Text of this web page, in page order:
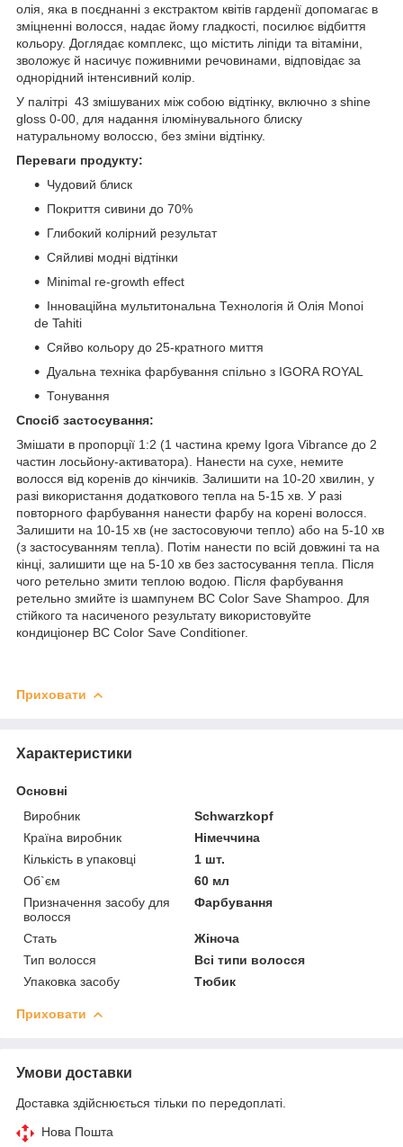
олія, яка в поєднанні з екстрактом квітів гарденії допомагає в
зміцненні волосся, надає йому гладкості, посилює відбиття
кольору. Доглядає комплекс, що містить ліпіди та вітаміни,
зволожує й насичує поживними речовинами, відповідає за
однорідний інтенсивний колір.
У палітрі 43 змішуваних між собою відтінку, включно з shine
gloss 0-00, для надання ілюмінувального блиску
натуральному волоссю, без зміни відтінку.
Переваги продукту:
Чудовий блиск
Покриття сивини до 70%
Глибокий колірний результат
Сяйливі модні відтінки
Minimal re-growth effect
Інноваційна мультитональна Технологія й Олія Monoi
de Tahiti
Сяйво кольору до 25-кратного миття
Дуальна техніка фарбування спільно з IGORA ROYAL
Тонування
Спосіб застосування:
Змішати в пропорції 1:2 (1 частина крему Igora Vibrance до 2
частин лосьйону-активатора). Нанести на сухе, немите
волосся від коренів до кінчиків. Залишити на 10-20 хвилин, у
разі використання додаткового тепла на 5-15 хв. У разі
повторного фарбування нанести фарбу на корені волосся.
Залишити на 10-15 хв (не застосовуючи тепло) або на 5-10 хв
(з застосуванням тепла). Потім нанести по всій довжині та на
кінці, залишити ще на 5-10 хв без застосування тепла. Після
чого ретельно змити теплою водою. Після фарбування
ретельно змийте із шампунем BC Color Save Shampoo. Для
стійкого та насиченого результату використовуйте
кондиціонер BC Color Save Conditioner.
Приховати
Характеристики
Основні
Виробник
Schwarzkopf
Країна виробник
Німеччина
Кількість в упаковці
1 шт.
Об`єм
60 мл
Призначення засобу для
волосся
Фарбування
Стать
Жіноча
Тип волосся
Всі типи волосся
Упаковка засобу
Тюбик
Приховати
Умови доставки
Доставка здійснюється тільки по передоплаті.
Нова Пошта